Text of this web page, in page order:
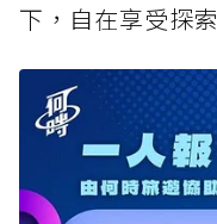
下，自在享受探